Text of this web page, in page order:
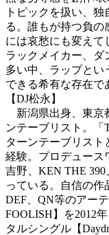
トピックを扱い、
る。誰もが持つ負
には哀愁にも変えて
ラックメイカー、ダ
多い中、ラップとい
できる希有な存在で
【DJ松永】
新潟県出身、東京
ンテーブリスト。「
ターンテーブリスト
経験。プロデュース
吉野、KEN THE
っている。自信の
DEF、QN等のアー
FOOLISH】を2012
タルシングル【